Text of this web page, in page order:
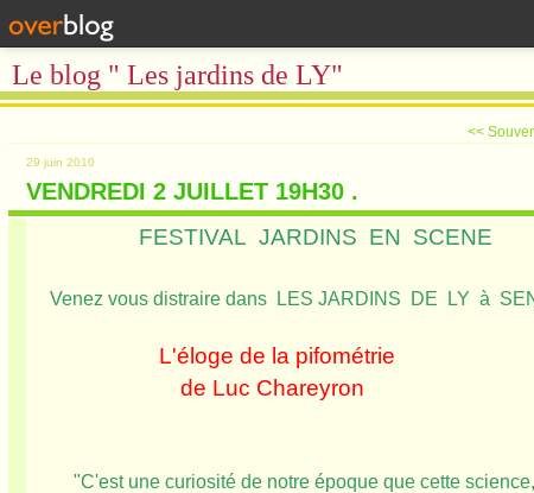
Le blog " Les jardins de LY"
<<
29 juin 2010
VENDREDI 2 JUILLET 19H30 .
FESTIVAL JARDINS EN SCENE
Venez vous distraire dans LES JARDINS DE LY à
L'éloge de la pifométrie
de Luc Chareyron
"C'est une curiosité de notre époque que cette